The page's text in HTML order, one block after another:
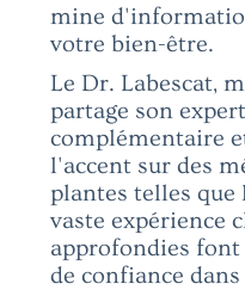
mine
votre bien-être.
Le Dr. Labescat,
partage son
complémentaire
l'accent sur des
plantes telles que
vaste expérience
approfondies
de confiance